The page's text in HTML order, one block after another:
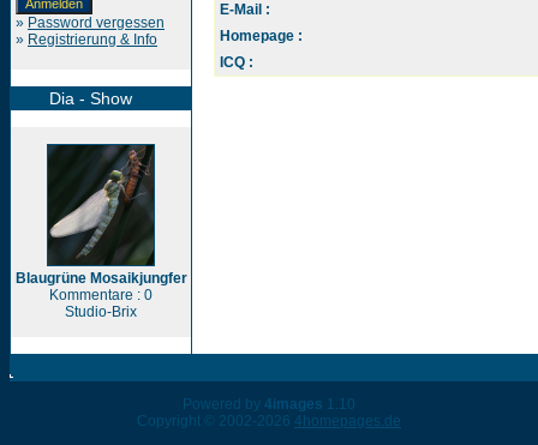
» Password vergessen
» Registrierung & Info
Dia - Show
Blaugrüne Mosaikjungfer
Kommentare : 0
Studio-Brix
E-Mail :
Homepage :
ICQ :
Powered by 4images 1.10
Copyright © 2002-2026 4homepages.de